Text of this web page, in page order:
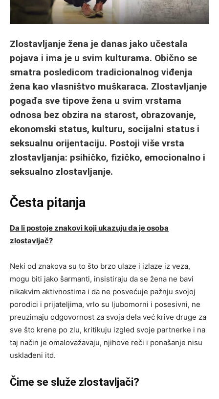
Zlostavljanje žena je danas jako učestala
pojava i ima je u svim kulturama. Obično se
smatra posledicom tradicionalnog viđenja
žena kao vlasništvo muškaraca. Zlostavljanje
pogađa sve tipove žena u svim vrstama
odnosa bez obzira na starost, obrazovanje,
ekonomski status, kulturu, socijalni status i
seksualnu orijentaciju. Postoji više vrsta
zlostavljanja: psihičko, fizičko, emocionalno i
seksualno zlostavljanje.
Česta pitanja
Da li postoje znakovi koji ukazuju da je osoba
zlostavljač?
Neki od znakova su to što brzo ulaze i izlaze iz veza,
mogu biti jako šarmanti, insistiraju da se žena ne bavi
nikakvim aktivnostima i da ne posvećuje pažnju svojoj
porodici i prijateljima, vrlo su ljubomorni i posesivni, ne
preuzimaju odgovornost za svoja dela već krive druge za
sve što krene po zlu, kritikuju izgled svoje partnerke i na
taj način je omalovažavaju, njihove reči i ponašanje nisu
usklađeni itd.
Čime se služe zlostavljači?